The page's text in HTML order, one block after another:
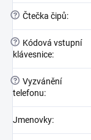
? Čtečka čipů:
?
Kódová vstupní
klávesnice:
? Vyzvánění
telefonu:
Jmenovky: